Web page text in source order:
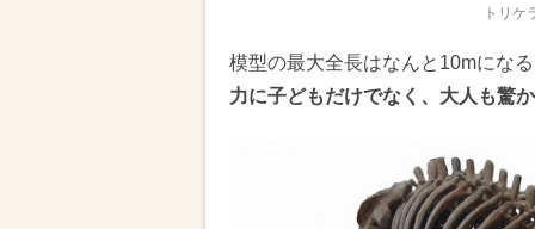
トリケ
模型の最大全長はなんと10mにな
力に子どもだけでなく、大人も驚